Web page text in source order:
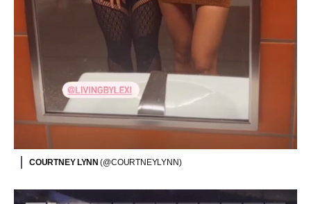
COURTNEY LYNN(@COURTNEYLYNN)